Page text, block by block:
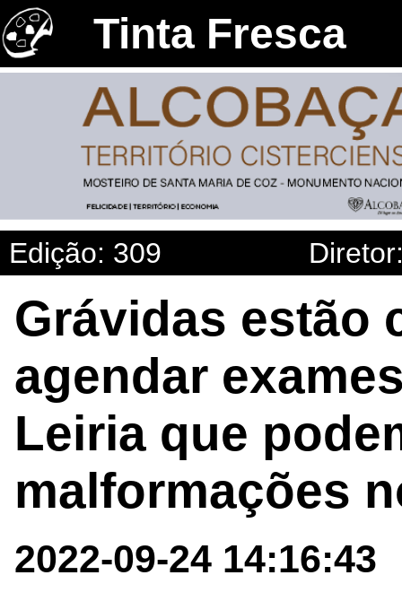
Tinta Fresca
Edição: 309
Grávidas estão
agendar
Leiria que
malformações
2022-09-24 14:16:43